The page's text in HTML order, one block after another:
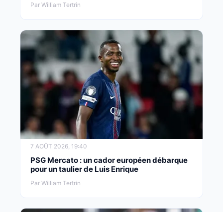
Par William Tertrin
7 AOÛT 2026, 19:40
PSG Mercato : un cador européen débarque
pour un taulier de Luis Enrique
Par William Tertrin